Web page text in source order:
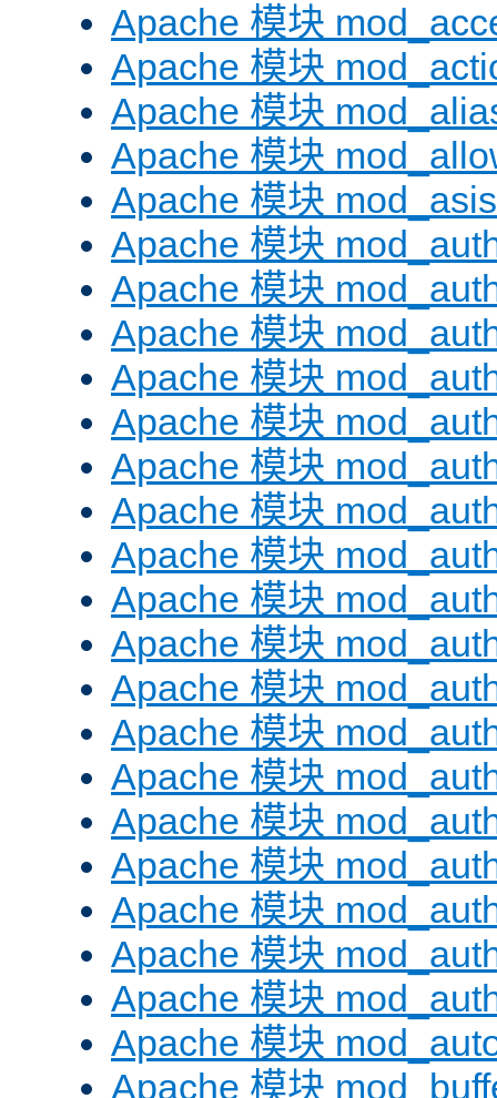
Apache 模块
Apache 模块
Apache 模块
Apache 模块
Apache 模块 mod_asis
Apache 模块
Apache 模块
Apache 模块
Apache 模块
Apache 模块
Apache 模块
Apache 模块
Apache 模块
Apache 模块
Apache 模块
Apache 模块
Apache 模块
Apache 模块
Apache 模块
Apache 模块
Apache 模块
Apache 模块
Apache 模块
Apache 模块
Apache 模块